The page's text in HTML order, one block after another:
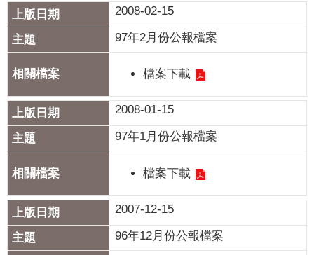
新
聞
活
動
公
告
關
網
站
便
2008-02-15
97年2月份公報檔案
檔案下載
2008-01-15
97年1月份公報檔案
檔案下載
2007-12-15
96年12月份公報檔案